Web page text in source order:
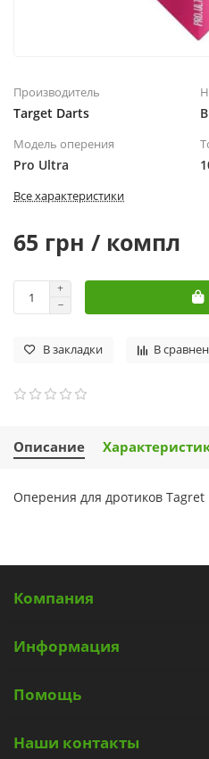
Производитель
Target Darts
Модель оперения
Pro Ultra
Все характеристики
65 грн / компл
В закладки В
Описание
Оперения для дротиков
Компания
Информация
Помощь
Наши контакты